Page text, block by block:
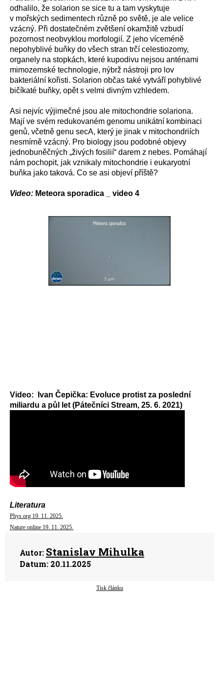
odhalilo, že solarion se sice tu a tam vyskytuje
v mořských sedimentech různě po světě, je ale velice
vzácný. Při dostatečném zvětšení okamžitě vzbudí
pozornost neobvyklou morfologií. Z jeho víceméně
nepohyblivé buňky do všech stran trčí celestiozomy,
organely na stopkách, které kupodivu nejsou anténami
mimozemské technologie, nýbrž nástroji pro lov
bakteriální kořisti. Solarion občas také vytváří pohyblivé
bičíkaté buňky, opět s velmi divným vzhledem.
Asi nejvíc výjimečné jsou ale mitochondrie solariona.
Mají ve svém redukovaném genomu unikátní kombinaci
genů, včetně genu secA, který je jinak v mitochondriích
nesmírně vzácný. Pro biology jsou podobné objevy
jednobuněčných „živých fosilií“ darem z nebes. Pomáhají
nám pochopit, jak vznikaly mitochondrie i eukaryotní
buňka jako taková. Co se asi objeví příště?
Video: Meteora sporadica _ video 4
Video: Ivan Čepička: Evoluce protist za poslední
miliardu a půl let (Pátečníci Stream, 25. 6. 2021)
Literatura
Phys.org 19. 11. 2025.
Nature online 19. 11. 2025.
Autor: Stanislav Mihulka
Datum: 20.11.2025
Tisk článku